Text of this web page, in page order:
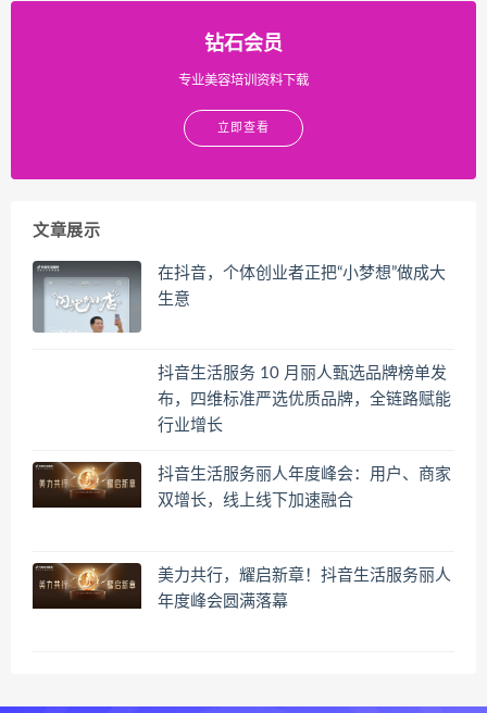
钻石会员
专业美容培训资料下载
立即查看
文章展示
在抖音，个体创业者正把“小梦想”做成大
生意
抖音生活服务 10 月丽人甄选品牌榜单发
布，四维标准严选优质品牌，全链路赋能
行业增长
抖音生活服务丽人年度峰会：用户、商家
双增长，线上线下加速融合
美力共行，耀启新章！抖音生活服务丽人
年度峰会圆满落幕